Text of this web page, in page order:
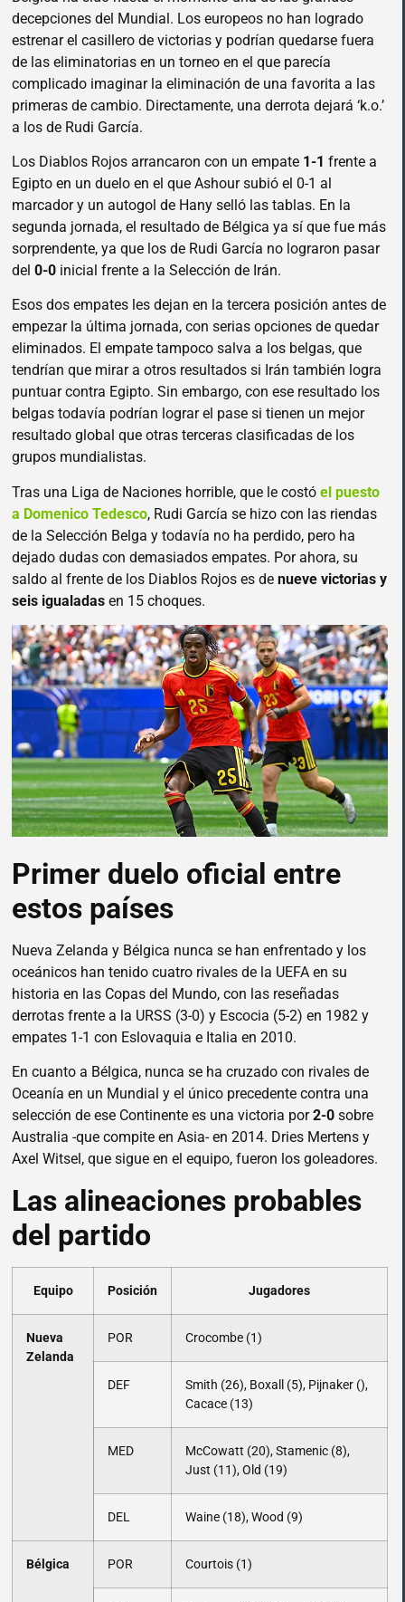
decepciones del Mundial. Los europeos no han logrado
estrenar el casillero de victorias y podrían quedarse fuera
de las eliminatorias en un torneo en el que parecía
complicado imaginar la eliminación de una favorita a las
primeras de cambio. Directamente, una derrota dejará ‘k.o.’
a los de Rudi García.
Los Diablos Rojos arrancaron con un empate 1-1 frente a
Egipto en un duelo en el que Ashour subió el 0-1 al
marcador y un autogol de Hany selló las tablas. En la
segunda jornada, el resultado de Bélgica ya sí que fue más
sorprendente, ya que los de Rudi García no lograron pasar
del 0-0 inicial frente a la Selección de Irán.
Esos dos empates les dejan en la tercera posición antes de
empezar la última jornada, con serias opciones de quedar
eliminados. El empate tampoco salva a los belgas, que
tendrían que mirar a otros resultados si Irán también logra
puntuar contra Egipto. Sin embargo, con ese resultado los
belgas todavía podrían lograr el pase si tienen un mejor
resultado global que otras terceras clasificadas de los
grupos mundialistas.
Tras una Liga de Naciones horrible, que le costó el puesto
a Domenico Tedesco, Rudi García se hizo con las riendas
de la Selección Belga y todavía no ha perdido, pero ha
dejado dudas con demasiados empates. Por ahora, su
saldo al frente de los Diablos Rojos es de nueve victorias y
seis igualadas en 15 choques.
Primer duelo oficial entre
estos países
Nueva Zelanda y Bélgica nunca se han enfrentado y los
oceánicos han tenido cuatro rivales de la UEFA en su
historia en las Copas del Mundo, con las reseñadas
derrotas frente a la URSS (3-0) y Escocia (5-2) en 1982 y
empates 1-1 con Eslovaquia e Italia en 2010.
En cuanto a Bélgica, nunca se ha cruzado con rivales de
Oceanía en un Mundial y el único precedente contra una
selección de ese Continente es una victoria por2-0 sobre
Australia -que compite en Asia- en 2014. Dries Mertens y
Axel Witsel, que sigue en el equipo, fueron los goleadores.
Las alineaciones probables
del partido
Equipo Posición Jugadores
Nueva
Zelanda
POR Crocombe (1)
DEF
Smith (26), Boxall (5), Pijnaker (),
Cacace (13)
MED
McCowatt (20), Stamenic (8),
Just (11), Old (19)
DEL Waine (18), Wood (9)
Bélgica POR Courtois (1)